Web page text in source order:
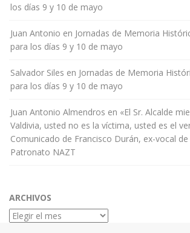
los días 9 y 10 de mayo
Juan Antonio en Jornadas de Memoria
para los días 9 y 10 de mayo
Salvador Siles en Jornadas de Memoria
para los días 9 y 10 de mayo
Juan Antonio Almendros en «El Sr. Alcalde
Valdivia, usted no es la víctima, usted es el
Comunicado de Francisco Durán, ex-vocal
Patronato NAZT
ARCHIVOS
Archivos